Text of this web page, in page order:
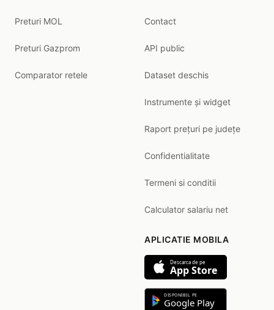
Preturi MOL
Preturi Gazprom
Comparator retele
Contact
API public
Dataset deschis
Instrumente și widget
Raport prețuri pe județe
Confidentialitate
Termeni si conditii
Calculator salariu net
APLICATIE MOBILA
Descarca de pe
App Store
DISPONIBIL PE
Google Play